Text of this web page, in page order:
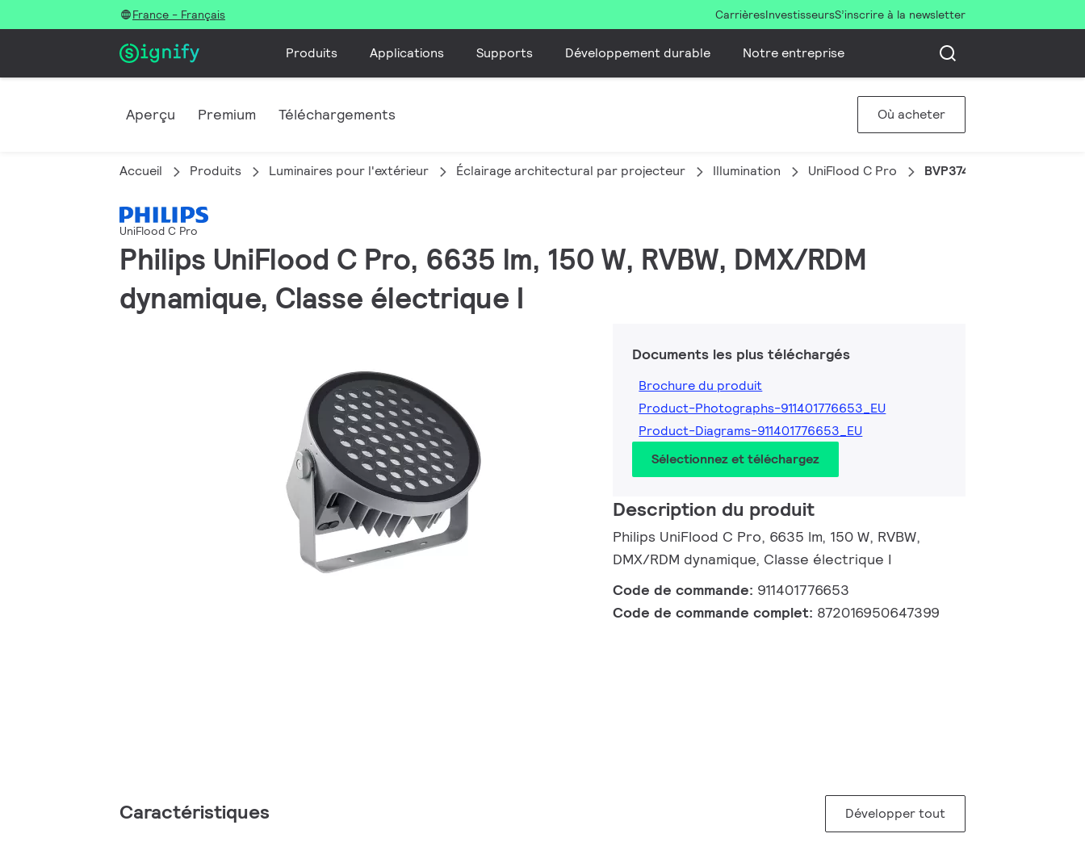
France - Français CarrièresInvestisseursS’inscrire à la newsletter
Produits Applications Supports Développement durable Notre entreprise
Aperçu Premium Téléchargements Où acheter
Accueil Produits Luminaires pour l'extérieur Éclairage architectural par projecteur Illumination UniFlood C Pro BVP374 60LED RGBNW
UniFlood C Pro
Philips UniFlood C Pro, 6635 lm, 150 W, RVBW, DMX/RDM
dynamique, Classe électrique I
Documents les plus téléchargés
Brochure du produit
Product-Photographs-911401776653_EU
Product-Diagrams-911401776653_EU
Sélectionnez et téléchargez
Description du produit
Philips UniFlood C Pro, 6635 lm, 150 W, RVBW,
DMX/RDM dynamique, Classe électrique I
Code de commande: 911401776653
Code de commande complet: 872016950647399
Caractéristiques Développer tout